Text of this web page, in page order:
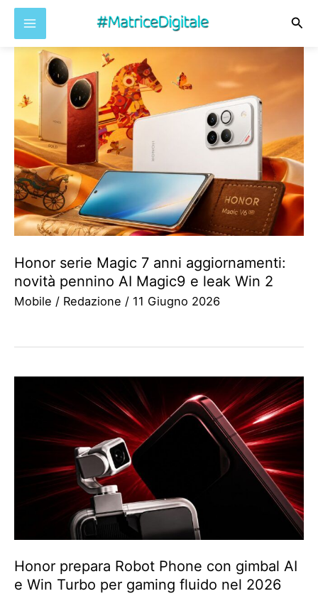
contenuto
Honor serie Magic 7 anni aggiornamenti:
novità pennino AI Magic9 e leak Win 2
Mobile / Redazione / 11 Giugno 2026
Honor prepara Robot Phone con gimbal AI
e Win Turbo per gaming fluido nel 2026